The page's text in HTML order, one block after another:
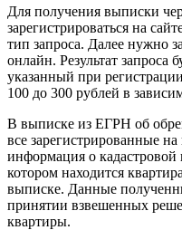
Для получения выписки
зарегистрироваться на
тип запроса. Далее нужно
онлайн. Результат запроса
указанный при
100 до 300 рублей в
В выписке из ЕГРН об
все зарегистрированные
информация о кадастровой
котором находится
выписке. Данные
принятии взвешенных
квартиры.